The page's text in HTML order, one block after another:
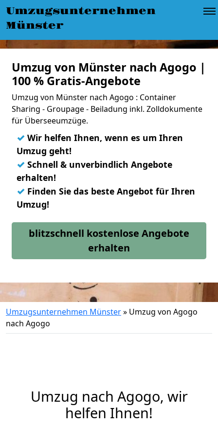
Umzugsunternehmen
Münster
Umzug von Münster nach Agogo |
100 % Gratis-Angebote
Umzug von Münster nach Agogo : Container
Sharing - Groupage - Beiladung inkl. Zolldokumente
für Überseeumzüge.
✓ Wir helfen Ihnen, wenn es um Ihren
Umzug geht!
✓ Schnell & unverbindlich Angebote
erhalten!
✓ Finden Sie das beste Angebot für Ihren
Umzug!
blitzschnell kostenlose Angebote
erhalten
Umzugsunternehmen Münster» Umzug von Agogo
nach Agogo
Umzug nach Agogo, wir
helfen Ihnen!